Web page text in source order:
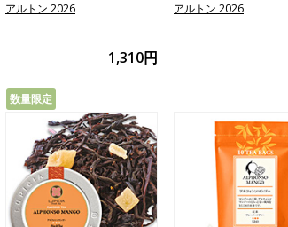
アルトン 2026
1,310円
アルトン 2026
数量限定